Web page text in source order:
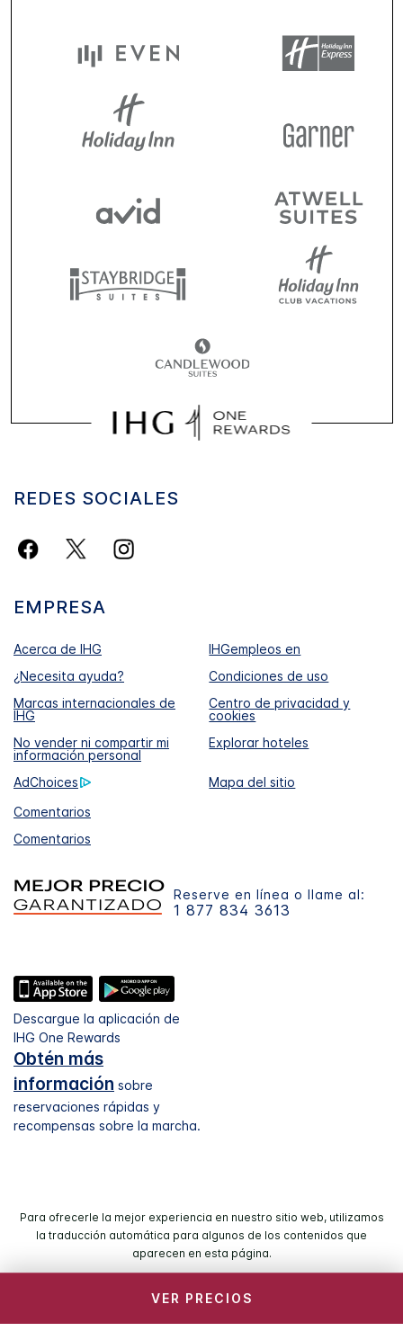
VER PRECIOS
REDES SOCIALES
EMPRESA
Acerca de IHG
IHGempleos en
¿Necesita ayuda?
Condiciones de uso
Marcas internacionales de
IHG
Centro de privacidad y
cookies
No vender ni compartir mi
información personal
Explorar hoteles
AdChoices
Mapa del sitio
Comentarios
Comentarios
Reserve en línea o llame al:
1 877 834 3613
Descargue la aplicación de
IHG One Rewards
Obtén más
información sobre
reservaciones rápidas y
recompensas sobre la marcha.
Para ofrecerle la mejor experiencia en nuestro sitio web, utilizamos
la traducción automática para algunos de los contenidos que
aparecen en esta página.